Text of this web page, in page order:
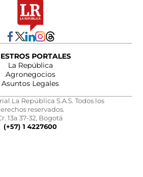
PORTALES
La República
Agronegocios
Asuntos Legales
La República S.A.S. Todos los
reservados.
13a 37-32, Bogotá
(+57) 1 4227600